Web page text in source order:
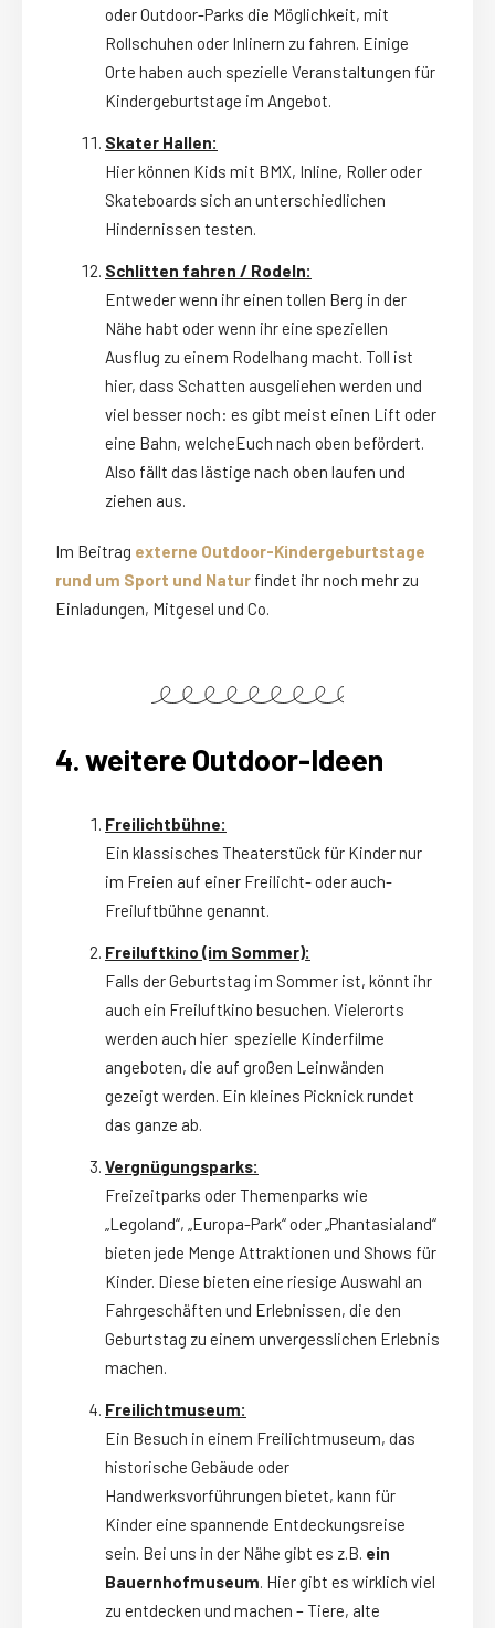
oder Outdoor-Parks die Möglichkeit, mit
Rollschuhen oder Inlinern zu fahren. Einige
Orte haben auch spezielle Veranstaltungen für
Kindergeburtstage im Angebot.
Skater Hallen:
Hier können Kids mit BMX, Inline, Roller oder
Skateboards sich an unterschiedlichen
Hindernissen testen.
Schlitten fahren / Rodeln:
Entweder wenn ihr einen tollen Berg in der
Nähe habt oder wenn ihr eine speziellen
Ausflug zu einem Rodelhang macht. Toll ist
hier, dass Schatten ausgeliehen werden und
viel besser noch: es gibt meist einen Lift oder
eine Bahn, welcheEuch nach oben befördert.
Also fällt das lästige nach oben laufen und
ziehen aus.
Im Beitrag externe Outdoor-Kindergeburtstage
rund um Sport und Natur findet ihr noch mehr zu
Einladungen, Mitgesel und Co.
4. weitere Outdoor-Ideen
Freilichtbühne:
Ein klassisches Theaterstück für Kinder nur
im Freien auf einer Freilicht- oder auch-
Freiluftbühne genannt.
Freiluftkino (im Sommer):
Falls der Geburtstag im Sommer ist, könnt ihr
auch ein Freiluftkino besuchen. Vielerorts
werden auch hier spezielle Kinderfilme
angeboten, die auf großen Leinwänden
gezeigt werden. Ein kleines Picknick rundet
das ganze ab.
Vergnügungsparks:
Freizeitparks oder Themenparks wie
„Legoland“, „Europa-Park“ oder „Phantasialand“
bieten jede Menge Attraktionen und Shows für
Kinder. Diese bieten eine riesige Auswahl an
Fahrgeschäften und Erlebnissen, die den
Geburtstag zu einem unvergesslichen Erlebnis
machen.
Freilichtmuseum:
Ein Besuch in einem Freilichtmuseum, das
historische Gebäude oder
Handwerksvorführungen bietet, kann für
Kinder eine spannende Entdeckungsreise
sein. Bei uns in der Nähe gibt es z.B. ein
Bauernhofmuseum. Hier gibt es wirklich viel
zu entdecken und machen – Tiere, alte